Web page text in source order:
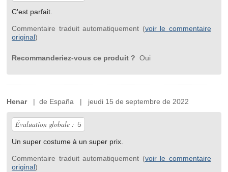
C'est parfait.
Commentaire traduit automatiquement (voir le commentaire
original)
Recommanderiez-vous ce produit ? Oui
Henar| de España | jeudi 15 de septembre de 2022
Évaluation globale : 5
Un super costume à un super prix.
Commentaire traduit automatiquement (voir le commentaire
original)